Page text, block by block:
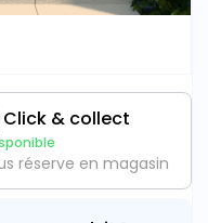
Click & collect
réserve en magasin